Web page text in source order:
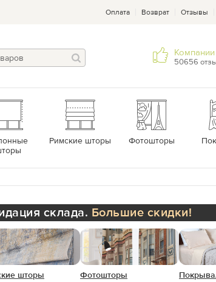
Оплата Возврат Отзывы
Компании
50656
Римские шторы Фотошторы
склада. Большие скидки!
шторы Фотошторы